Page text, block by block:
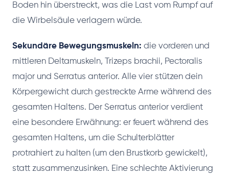
Boden hin überstreckt, was die Last vom Rumpf auf
die Wirbelsäule verlagern würde.
Sekundäre Bewegungsmuskeln: die vorderen und
mittleren Deltamuskeln, Trizeps brachii, Pectoralis
major und Serratus anterior. Alle vier stützen dein
Körpergewicht durch gestreckte Arme während des
gesamten Haltens. Der Serratus anterior verdient
eine besondere Erwähnung: er feuert während des
gesamten Haltens, um die Schulterblätter
protrahiert zu halten (um den Brustkorb gewickelt),
statt zusammenzusinken. Eine schlechte Aktivierung